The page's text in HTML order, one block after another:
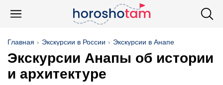
Главная Экскурсии в России Экскурсии в Анапе
Экскурсии Анапы об истории
и архитектуре